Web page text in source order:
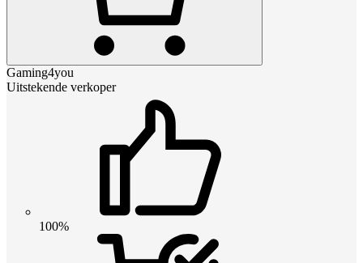
Gaming4you
Uitstekende verkoper
100%